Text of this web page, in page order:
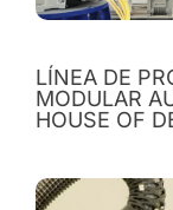
LÍNEA DE
MODULAR
HOUSE OF